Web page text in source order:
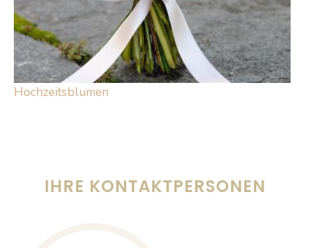
Hochzeitsblumen
IHRE KONTAKTPERSONEN